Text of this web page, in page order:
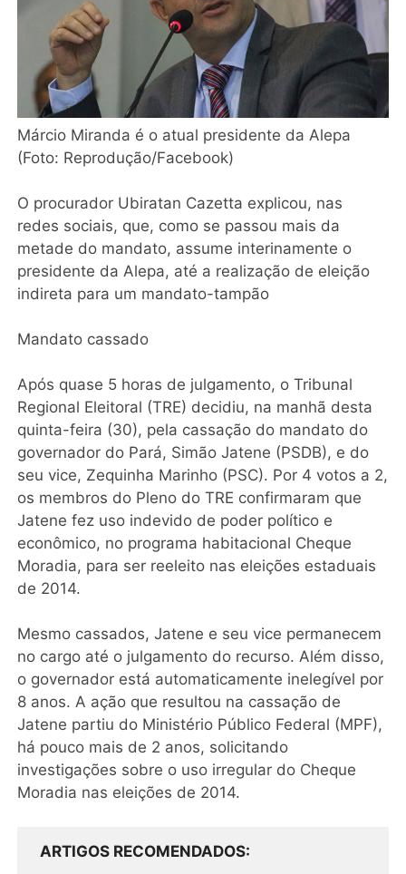
Márcio Miranda é o atual presidente da Alepa
(Foto: Reprodução/Facebook)
O procurador Ubiratan Cazetta explicou, nas
redes sociais, que, como se passou mais da
metade do mandato, assume interinamente o
presidente da Alepa, até a realização de eleição
indireta para um mandato-tampão
Mandato cassado
Após quase 5 horas de julgamento, o Tribunal
Regional Eleitoral (TRE) decidiu, na manhã desta
quinta-feira (30), pela cassação do mandato do
governador do Pará, Simão Jatene (PSDB), e do
seu vice, Zequinha Marinho (PSC). Por 4 votos a 2,
os membros do Pleno do TRE confirmaram que
Jatene fez uso indevido de poder político e
econômico, no programa habitacional Cheque
Moradia, para ser reeleito nas eleições estaduais
de 2014.
Mesmo cassados, Jatene e seu vice permanecem
no cargo até o julgamento do recurso. Além disso,
o governador está automaticamente inelegível por
8 anos. A ação que resultou na cassação de
Jatene partiu do Ministério Público Federal (MPF),
há pouco mais de 2 anos, solicitando
investigações sobre o uso irregular do Cheque
Moradia nas eleições de 2014.
ARTIGOS RECOMENDADOS